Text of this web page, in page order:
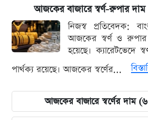
আজকের বাজারে স্বর্ণ-রুপার
নিজস্ব প্রতিবেদক:
আজকের স্বর্ণ ও রুপার
হয়েছে। ক্যারেটভেদে
পার্থক্য রয়েছে। আজকের স্বর্ণের...
আজকের বাজারে স্বর্ণের দাম